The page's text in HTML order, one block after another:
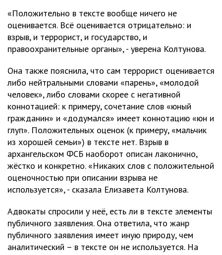
«Положительно в тексте вообще ничего не
оценивается. Всё оценивается отрицательно: и
взрыв, и террорист, и государство, и
правоохранительные органы», - уверена Колтунова.
Она также пояснила, что сам террорист оценивается
либо нейтральными словами «парень», «молодой
человек», либо словами скорее с негативной
коннотацией: к примеру, сочетание слов «юный
гражданин» и «додумался» имеет коннотацию «юн и
глуп». Положительных оценок (к примеру, «мальчик
из хорошей семьи») в тексте нет. Взрыв в
архангельском ФСБ наоборот описан лаконично,
жёстко и конкретно. «Никаких слов с положительной
оценочностью при описании взрыва не
используется», - сказала Елизавета Колтунова.
Адвокаты спросили у неё, есть ли в тексте элементы
публичного заявления. Она ответила, что жанр
публичного заявления имеет иную природу, чем
аналитический – в тексте он не используется. На